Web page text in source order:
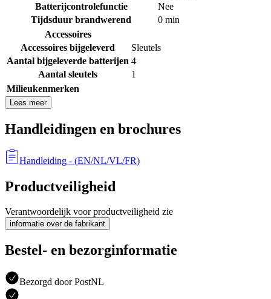
Batterijcontrolefunctie
Nee
Tijdsduur brandwerend
0 min
Accessoires
Accessoires bijgeleverd
Sleutels
Aantal bijgeleverde batterijen 4
Aantal sleutels
1
Milieukenmerken
Lees meer
Handleidingen en brochures
Handleiding - (EN/NL/VL/FR)
Productveiligheid
Verantwoordelijk voor productveiligheid zie
informatie over de fabrikant
Bestel- en bezorginformatie
Bezorgd door PostNL